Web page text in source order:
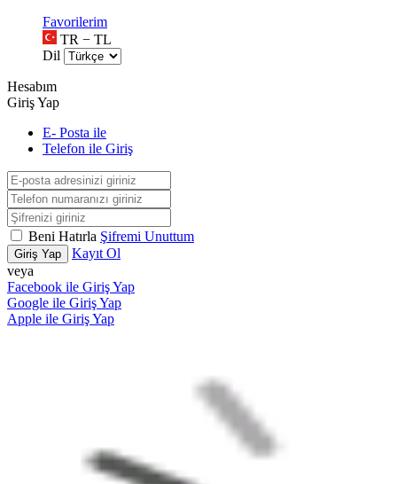
Favorilerim
TR − TL
Dil
Hesabım
Giriş Yap
E- Posta ile
Telefon ile Giriş
Beni Hatırla Şifremi Unuttum
Giriş Yap
Kayıt Ol
veya
Facebook ile Giriş Yap
Google ile Giriş Yap
Apple ile Giriş Yap